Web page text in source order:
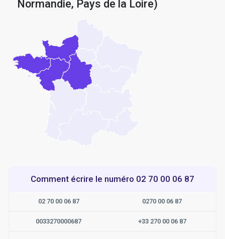
Normandie, Pays de la Loire)
Comment écrire le numéro 02 70 00 06 87
02 70 00 06 87 0270 00 06 87
0033270000687 +33 270 00 06 87